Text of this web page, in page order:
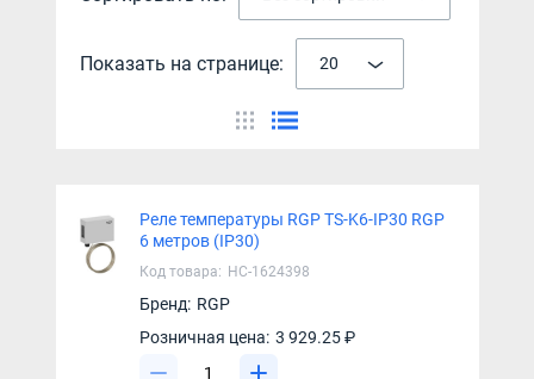
Показать на странице: 20
Реле температуры RGP TS-K6-IP30 RGP
6 метров (IP30)
Код товара: НС-1624398
Бренд: RGP
Розничная цена: 3 929.25 ₽